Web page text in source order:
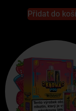
Přidat do